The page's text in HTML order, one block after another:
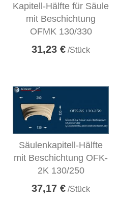
Kapitell-Hälfte für Säule
mit Beschichtung
OFMK 130/330
31,23 € /Stück
Säulenkapitell-Hälfte
mit Beschichtung OFK-
2K 130/250
37,17 € /Stück